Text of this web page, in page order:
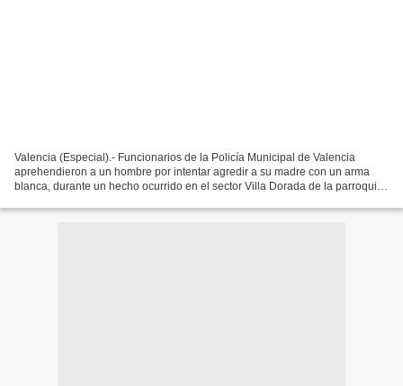
Valencia (Especial).- Funcionarios de la Policía Municipal de Valencia
aprehendieron a un hombre por intentar agredir a su madre con un arma
blanca, durante un hecho ocurrido en el sector Villa Dorada de la parroquia